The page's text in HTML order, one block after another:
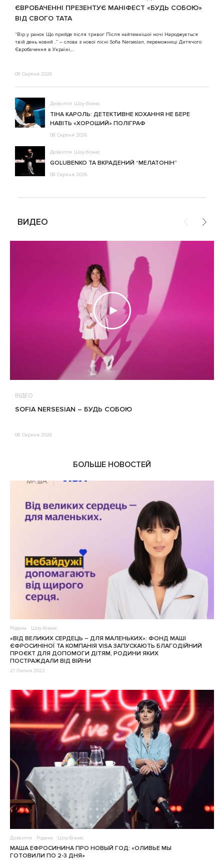
ЄВРОБАЧЕННІ ПРЕЗЕНТУЄ МАНІФЕСТ «БУДЬ СОБОЮ»
ВІД СВОГО ТАТА
“Вір у ранок Що прийде після тривог Після найтемнішої ночі Народжується
твій день новий ..” – слова з нової пісні Sofia Nersesian, переможниці Дитячого
Євробачення в Україні,...
08 Серпня 2026
Дозвілля Шоу-бізнес
ТІНА КАРОЛЬ: ДЕТЕКТИВНЕ КОХАННЯ НЕ БЕРЕ
НАВІТЬ «ХОРОШИЙ» ПОЛІГРАФ
08 Серпня 2026
Дозвілля Шоу-бізнес
GOLUBENKO ТА ВКРАДЕНИЙ “МЕЛАТОНІН”
08 Серпня 2026
ВИДЕО
ВІДЕО
SOFIA NERSESIAN – БУДЬ СОБОЮ
08 Серпня 2026
БОЛЬШЕ НОВОСТЕЙ
Родина Шоу-бізнес
«ВІД ВЕЛИКИХ СЕРДЕЦЬ – ДЛЯ МАЛЕНЬКИХ»: ФОНД МАШІ
ЄФРОСИНІНОЇ ТА КОМПАНІЯ VISA ЗАПУСКАЮТЬ БЛАГОДІЙНИЙ
ПРОЄКТ ДЛЯ ДОПОМОГИ ДІТЯМ, РОДИНИ ЯКИХ
ПОСТРАЖДАЛИ ВІД ВІЙНИ
21 Липня 2022
Дозвілля Родина Шоу-бізнес
МАША ЕФРОСИНИНА ПРО НОВЫЙ ГОД: «ОЛИВЬЕ МЫ
ГОТОВИЛИ ПО 2-3 ДНЯ»